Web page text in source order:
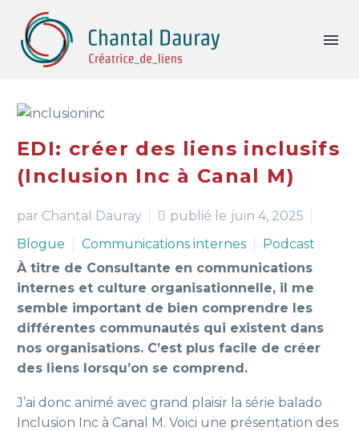
EDI: créer des liens inclusifs
(Inclusion Inc à Canal M)
par Chantal Dauray publié le juin 4, 2025
Blogue
Communications internes
Podcast
À titre de Consultante en communications
internes et culture organisationnelle, il me
semble important de bien comprendre les
différentes communautés qui existent dans
nos organisations. C’est plus facile de créer
des liens lorsqu’on se comprend.
J’ai donc animé avec grand plaisir la série balado
Inclusion Inc à Canal M. Voici une présentation des